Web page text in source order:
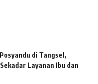
di Tangsel,
Layanan Ibu dan